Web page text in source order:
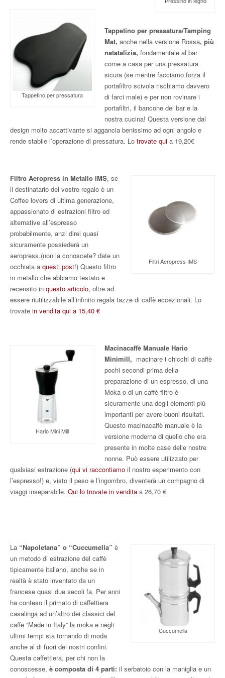
Tappetino per pressatura
Tappetino per pressatura/Tamping
Mat, anche nella versione Rossa, più
natatalizia, fondamentale al bar
come a casa per una pressatura
sicura (se mentre facciamo forza il
portafiltro scivola rischiamo davvero
di farci male) e per non rovinare i
portafiltri, il bancone del bar e la
nostra cucina! Questa versione dal
design molto accattivante si aggancia benissimo ad ogni angolo e
rende stabile l’operazione di pressatura. Lo trovate qui a 19,20€
Filtri Aeropress IMS
Filtro Aeropress in Metallo IMS, se
il destinatario del vostro regalo è un
Coffee lovers di ultima generazione,
appassionato di estrazioni filtro ed
alternative all’espresso
probabilmente, anzi direi quasi
sicuramente possiederà un
aeropress.(non la conoscete? date un
occhiata a questi post!) Questo filtro
in metallo che abbiamo testato e
recensito in questo articolo, oltre ad
essere riutilizzabile all’infinito regala tazze di caffè eccezionali. Lo
trovate in vendita qui a 15,40 €
Hario Mini Mill
Macinacaffè Manuale Hario
Minimill, macinare i chicchi di caffè
pochi secondi prima della
preparazione di un espresso, di una
Moka o di un caffè filtro è
sicuramente una degli elementi più
importanti per avere buoni risultati.
Questo macinacaffè manuale è la
versione moderna di quello che era
presente in molte case delle nostre
nonne. Può essere utilizzato per
qualsiasi estrazione (qui vi raccontiamo il nostro esperimento con
l’espresso!) e, visto il peso e l’ingombro, diventerà un compagno di
viaggi inseparabile. Qui lo trovate in vendita a 26,70 €
Cuccumella
La “Napoletana” o “Cuccumella” è
un metodo di estrazione del caffè
tipicamente italiano, anche se in
realtà è stato inventato da un
francese quasi due secoli fa. Per anni
ha conteso il primato di caffettiera
casalinga ad un’altro dei classici del
caffe “Made in Italy” la moka e negli
ultimi tempi sta tornando di moda
anche al di fuori dei nostri confini.
Questa caffettiera, per chi non la
conoscesse, è composta di 4 parti: il serbatoio con la maniglia e un